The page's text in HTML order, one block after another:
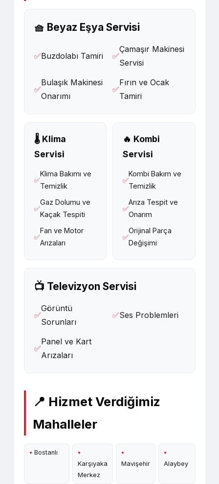
🧺 Beyaz Eşya Servisi
✅Buzdolabı Tamiri ✅
Çamaşır Makinesi
Servisi
✅
Bulaşık Makinesi
Onarımı
✅
Fırın ve Ocak
Tamiri
🌡️ Klima
Servisi
✅
Klima Bakımı ve
Temizlik
✅
Gaz Dolumu ve
Kaçak Tespiti
✅
Fan ve Motor
Arızaları
🔥 Kombi
Servisi
✅
Kombi Bakım ve
Temizlik
✅
Arıza Tespit ve
Onarım
✅
Orijinal Parça
Değişimi
📺 Televizyon Servisi
✅
Görüntü
Sorunları
✅Ses Problemleri
✅
Panel ve Kart
Arızaları
📍 Hizmet Verdiğimiz
Mahalleler
• Bostanlı
•
Karşıyaka
Merkez
•
Mavişehir
•
Alaybey